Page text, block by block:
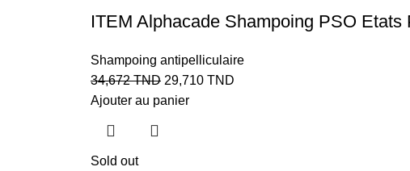
ITEM Alphacade Shampoing PSO
Shampoing antipelliculaire
34,672TND 29,710 TND
Ajouter au panier
Sold out